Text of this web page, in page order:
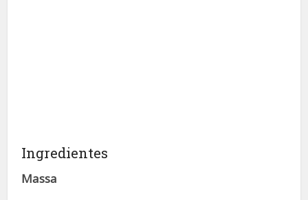
Ingredientes
Massa